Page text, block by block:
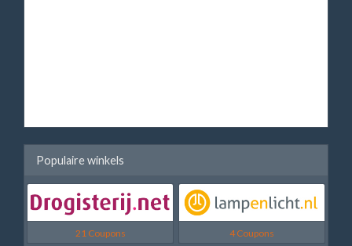
Populaire winkels
21 Coupons 4 Coupons